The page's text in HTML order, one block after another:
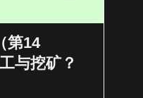
第14
与挖矿？